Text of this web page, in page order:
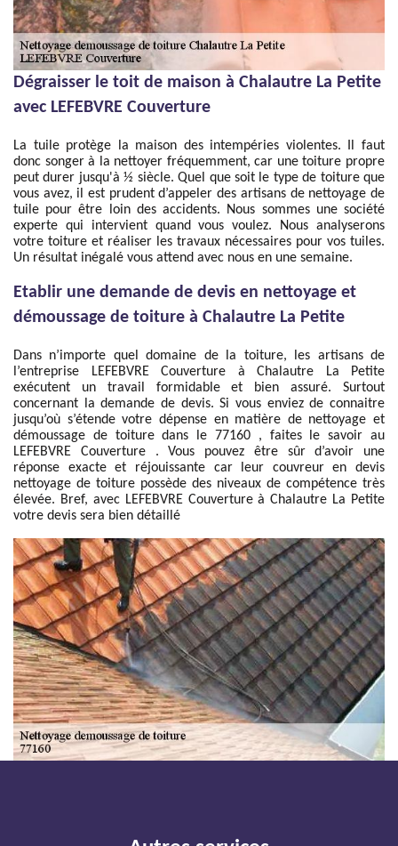
Dégraisser le toit de maison à Chalautre La Petite
avec LEFEBVRE Couverture
La tuile protège la maison des intempéries violentes. Il faut
donc songer à la nettoyer fréquemment, car une toiture propre
peut durer jusqu'à ½ siècle. Quel que soit le type de toiture que
vous avez, il est prudent d’appeler des artisans de nettoyage de
tuile pour être loin des accidents. Nous sommes une société
experte qui intervient quand vous voulez. Nous analyserons
votre toiture et réaliser les travaux nécessaires pour vos tuiles.
Un résultat inégalé vous attend avec nous en une semaine.
Etablir une demande de devis en nettoyage et
démoussage de toiture à Chalautre La Petite
Dans n’importe quel domaine de la toiture, les artisans de
l’entreprise LEFEBVRE Couverture à Chalautre La Petite
exécutent un travail formidable et bien assuré. Surtout
concernant la demande de devis. Si vous enviez de connaitre
jusqu’où s’étende votre dépense en matière de nettoyage et
démoussage de toiture dans le 77160 , faites le savoir au
LEFEBVRE Couverture . Vous pouvez être sûr d’avoir une
réponse exacte et réjouissante car leur couvreur en devis
nettoyage de toiture possède des niveaux de compétence très
élevée. Bref, avec LEFEBVRE Couverture à Chalautre La Petite
votre devis sera bien détaillé